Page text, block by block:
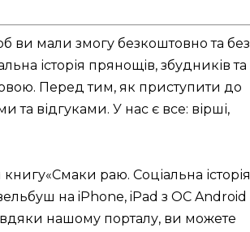
ви мали змогу безкоштовно та без
історія прянощів, збудників та
Перед тим, як приступити до
та відгуками. У нас є все: вірші,
раю. Соціальна історія
на iPhone, iPad з ОС Android
нашому порталу, ви можете